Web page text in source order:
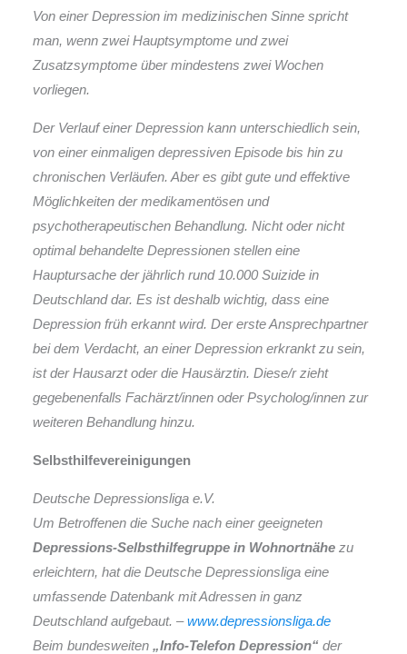
Von einer Depression im medizinischen Sinne spricht
man, wenn zwei Hauptsymptome und zwei
Zusatzsymptome über mindestens zwei Wochen
vorliegen.
Der Verlauf einer Depression kann unterschiedlich sein,
von einer einmaligen depressiven Episode bis hin zu
chronischen Verläufen. Aber es gibt gute und effektive
Möglichkeiten der medikamentösen und
psychotherapeutischen Behandlung. Nicht oder nicht
optimal behandelte Depressionen stellen eine
Hauptursache der jährlich rund 10.000 Suizide in
Deutschland dar. Es ist deshalb wichtig, dass eine
Depression früh erkannt wird. Der erste Ansprechpartner
bei dem Verdacht, an einer Depression erkrankt zu sein,
ist der Hausarzt oder die Hausärztin. Diese/r zieht
gegebenenfalls Fachärzt/innen oder Psycholog/innen zur
weiteren Behandlung hinzu.
Selbsthilfevereinigungen
Deutsche Depressionsliga e.V.
Um Betroffenen die Suche nach einer geeigneten
Depressions-Selbsthilfegruppe in Wohnortnähe zu
erleichtern, hat die Deutsche Depressionsliga eine
umfassende Datenbank mit Adressen in ganz
Deutschland aufgebaut. –www.depressionsliga.de
Beim bundesweiten„Info-Telefon Depression“ der